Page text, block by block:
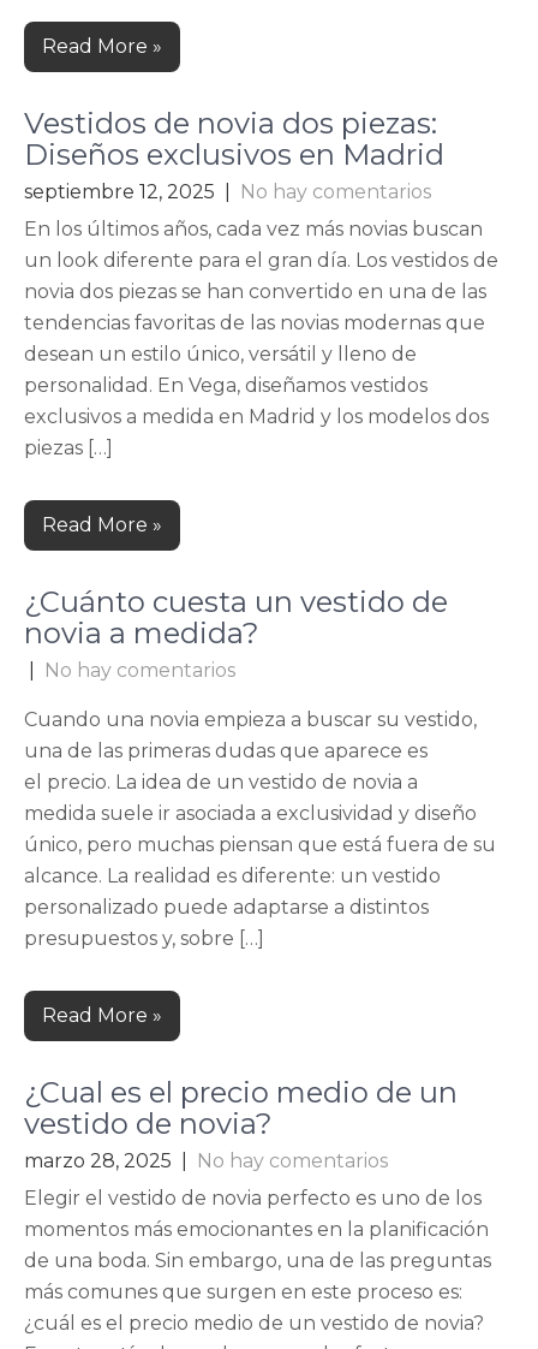
Read More »
Vestidos de novia dos piezas:
Diseños exclusivos en Madrid
septiembre 12, 2025
No hay comentarios
En los últimos años, cada vez más novias buscan
un look diferente para el gran día. Los vestidos de
novia dos piezas se han convertido en una de las
tendencias favoritas de las novias modernas que
desean un estilo único, versátil y lleno de
personalidad. En Vega, diseñamos vestidos
exclusivos a medida en Madrid y los modelos dos
piezas […]
Read More »
¿Cuánto cuesta un vestido de
novia a medida?
No hay comentarios
Cuando una novia empieza a buscar su vestido,
una de las primeras dudas que aparece es
el precio. La idea de un vestido de novia a
medida suele ir asociada a exclusividad y diseño
único, pero muchas piensan que está fuera de su
alcance. La realidad es diferente: un vestido
personalizado puede adaptarse a distintos
presupuestos y, sobre […]
Read More »
¿Cual es el precio medio de un
vestido de novia?
marzo 28, 2025
No hay comentarios
Elegir el vestido de novia perfecto es uno de los
momentos más emocionantes en la planificación
de una boda. Sin embargo, una de las preguntas
más comunes que surgen en este proceso es:
¿cuál es el precio medio de un vestido de novia?